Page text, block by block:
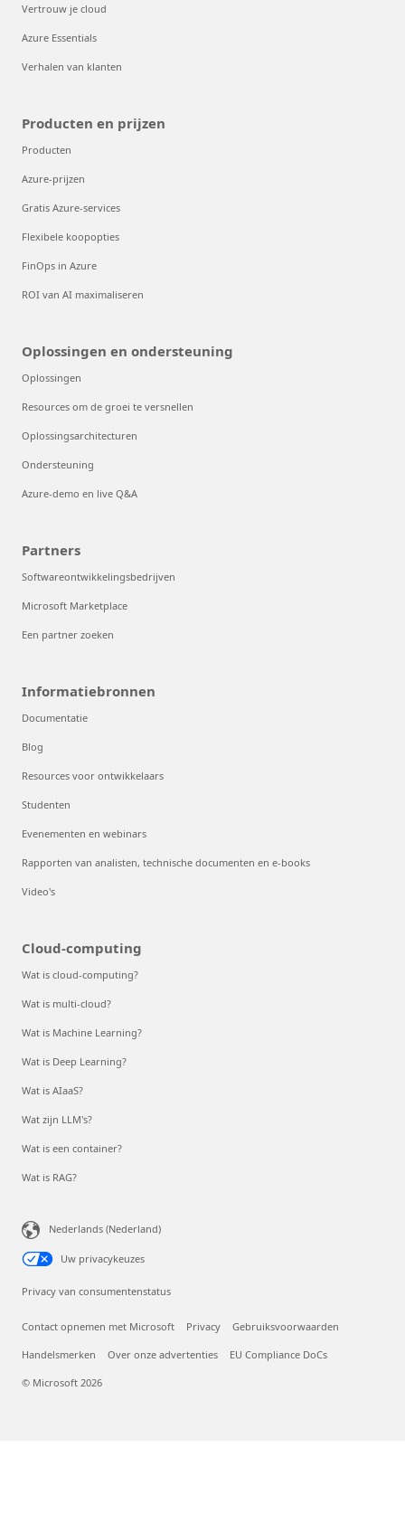
Vertrouw je cloud
Azure Essentials
Verhalen van klanten
Producten en prijzen
Producten
Azure-prijzen
Gratis Azure-services
Flexibele koopopties
FinOps in Azure
ROI van AI maximaliseren
Oplossingen en ondersteuning
Oplossingen
Resources om de groei te versnellen
Oplossingsarchitecturen
Ondersteuning
Azure-demo en live Q&A
Partners
Softwareontwikkelingsbedrijven
Microsoft Marketplace
Een partner zoeken
Informatiebronnen
Documentatie
Blog
Resources voor ontwikkelaars
Studenten
Evenementen en webinars
Rapporten van analisten, technische documenten en e-books
Video's
Cloud-computing
Wat is cloud-computing?
Wat is multi-cloud?
Wat is Machine Learning?
Wat is Deep Learning?
Wat is AIaaS?
Wat zijn LLM's?
Wat is een container?
Wat is RAG?
Nederlands (Nederland)
Uw privacykeuzes
Privacy van consumentenstatus
Contact opnemen met Microsoft Privacy Gebruiksvoorwaarden
Handelsmerken Over onze advertenties EU Compliance DoCs
© Microsoft 2026